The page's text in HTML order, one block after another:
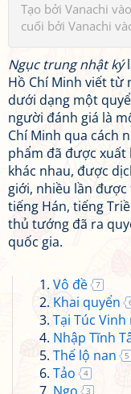
Tạo bởi Vanachi
cuối bởi Vanachi
Ngục trung nhật ký
Hồ Chí Minh viết từ
dưới dạng một
người đánh giá là
Chí Minh qua cách
phẩm đã được
khác nhau, được
giới, nhiều lần
tiếng Hán, tiếng
thủ tướng đã ra
quốc gia.
Vô đề 7
Khai quyển
Tại Túc
Nhập Tĩnh
Thế lộ nan 5
Tảo 4
3